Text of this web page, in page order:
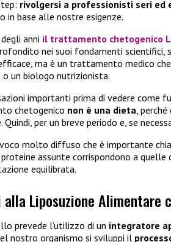
rivolgersi a professionisti seri ed
in base alle nostre esigenze.
anni il trattamento chetogenico
nei suoi fondamenti scientifici,
ma è un trattamento medico
o un biologo nutrizionista.
importanti prima di vedere come
chetogenico non è una dieta,
Quindi, per un breve periodo e, se
molto diffuso che è importante
assunte corrispondono a quelle
equilibrata.
Liposuzione Alimentare
prevede l’utilizzo di un integratore
nostro organismo si sviluppi il